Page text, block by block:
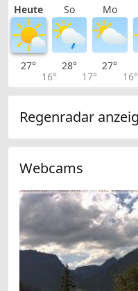
Heute So Mo
27°
16°
28°
17°
27°
16°
Regenradar
Webcams